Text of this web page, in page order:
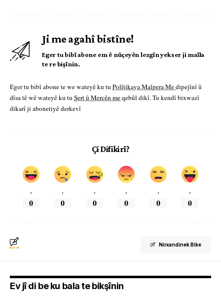
Ji me agahî bistîne!
Eger tu bibî abone em ê nûçeyên lezgîn yekser ji maîla
te re bişînin.
Eger tu bibî abone te we wateyê ku tu Polîtikaya Malpera Medipejînî û
dîsa tê wê wateyê ku tu Şert û Mercên meqebûl dikî. Tu kendî bixwazî
dikarî ji abonetiyê derkevî
Çi Difikirî?
.
0
.
0
.
0
.
0
.
0
.
0
Nirxandinek Bike
Ev jî di be ku bala te bikşînin